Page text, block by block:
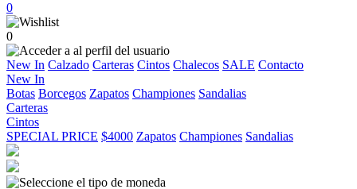
0
0
New In Calzado Carteras Cintos Chalecos SALE Contacto
New In
Botas Borcegos Zapatos Championes Sandalias
Carteras
Cintos
SPECIAL PRICE $4000 Zapatos Championes Sandalias